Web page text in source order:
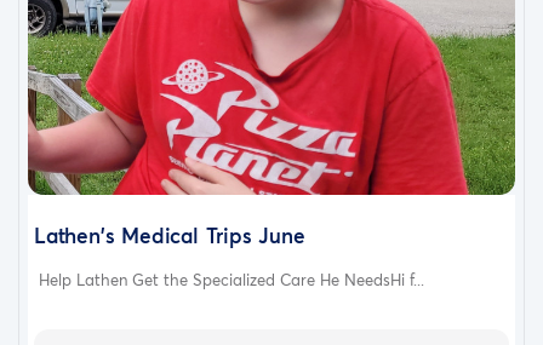
Lathen's Medical Trips June
Help Lathen Get the Specialized Care He NeedsHi f...